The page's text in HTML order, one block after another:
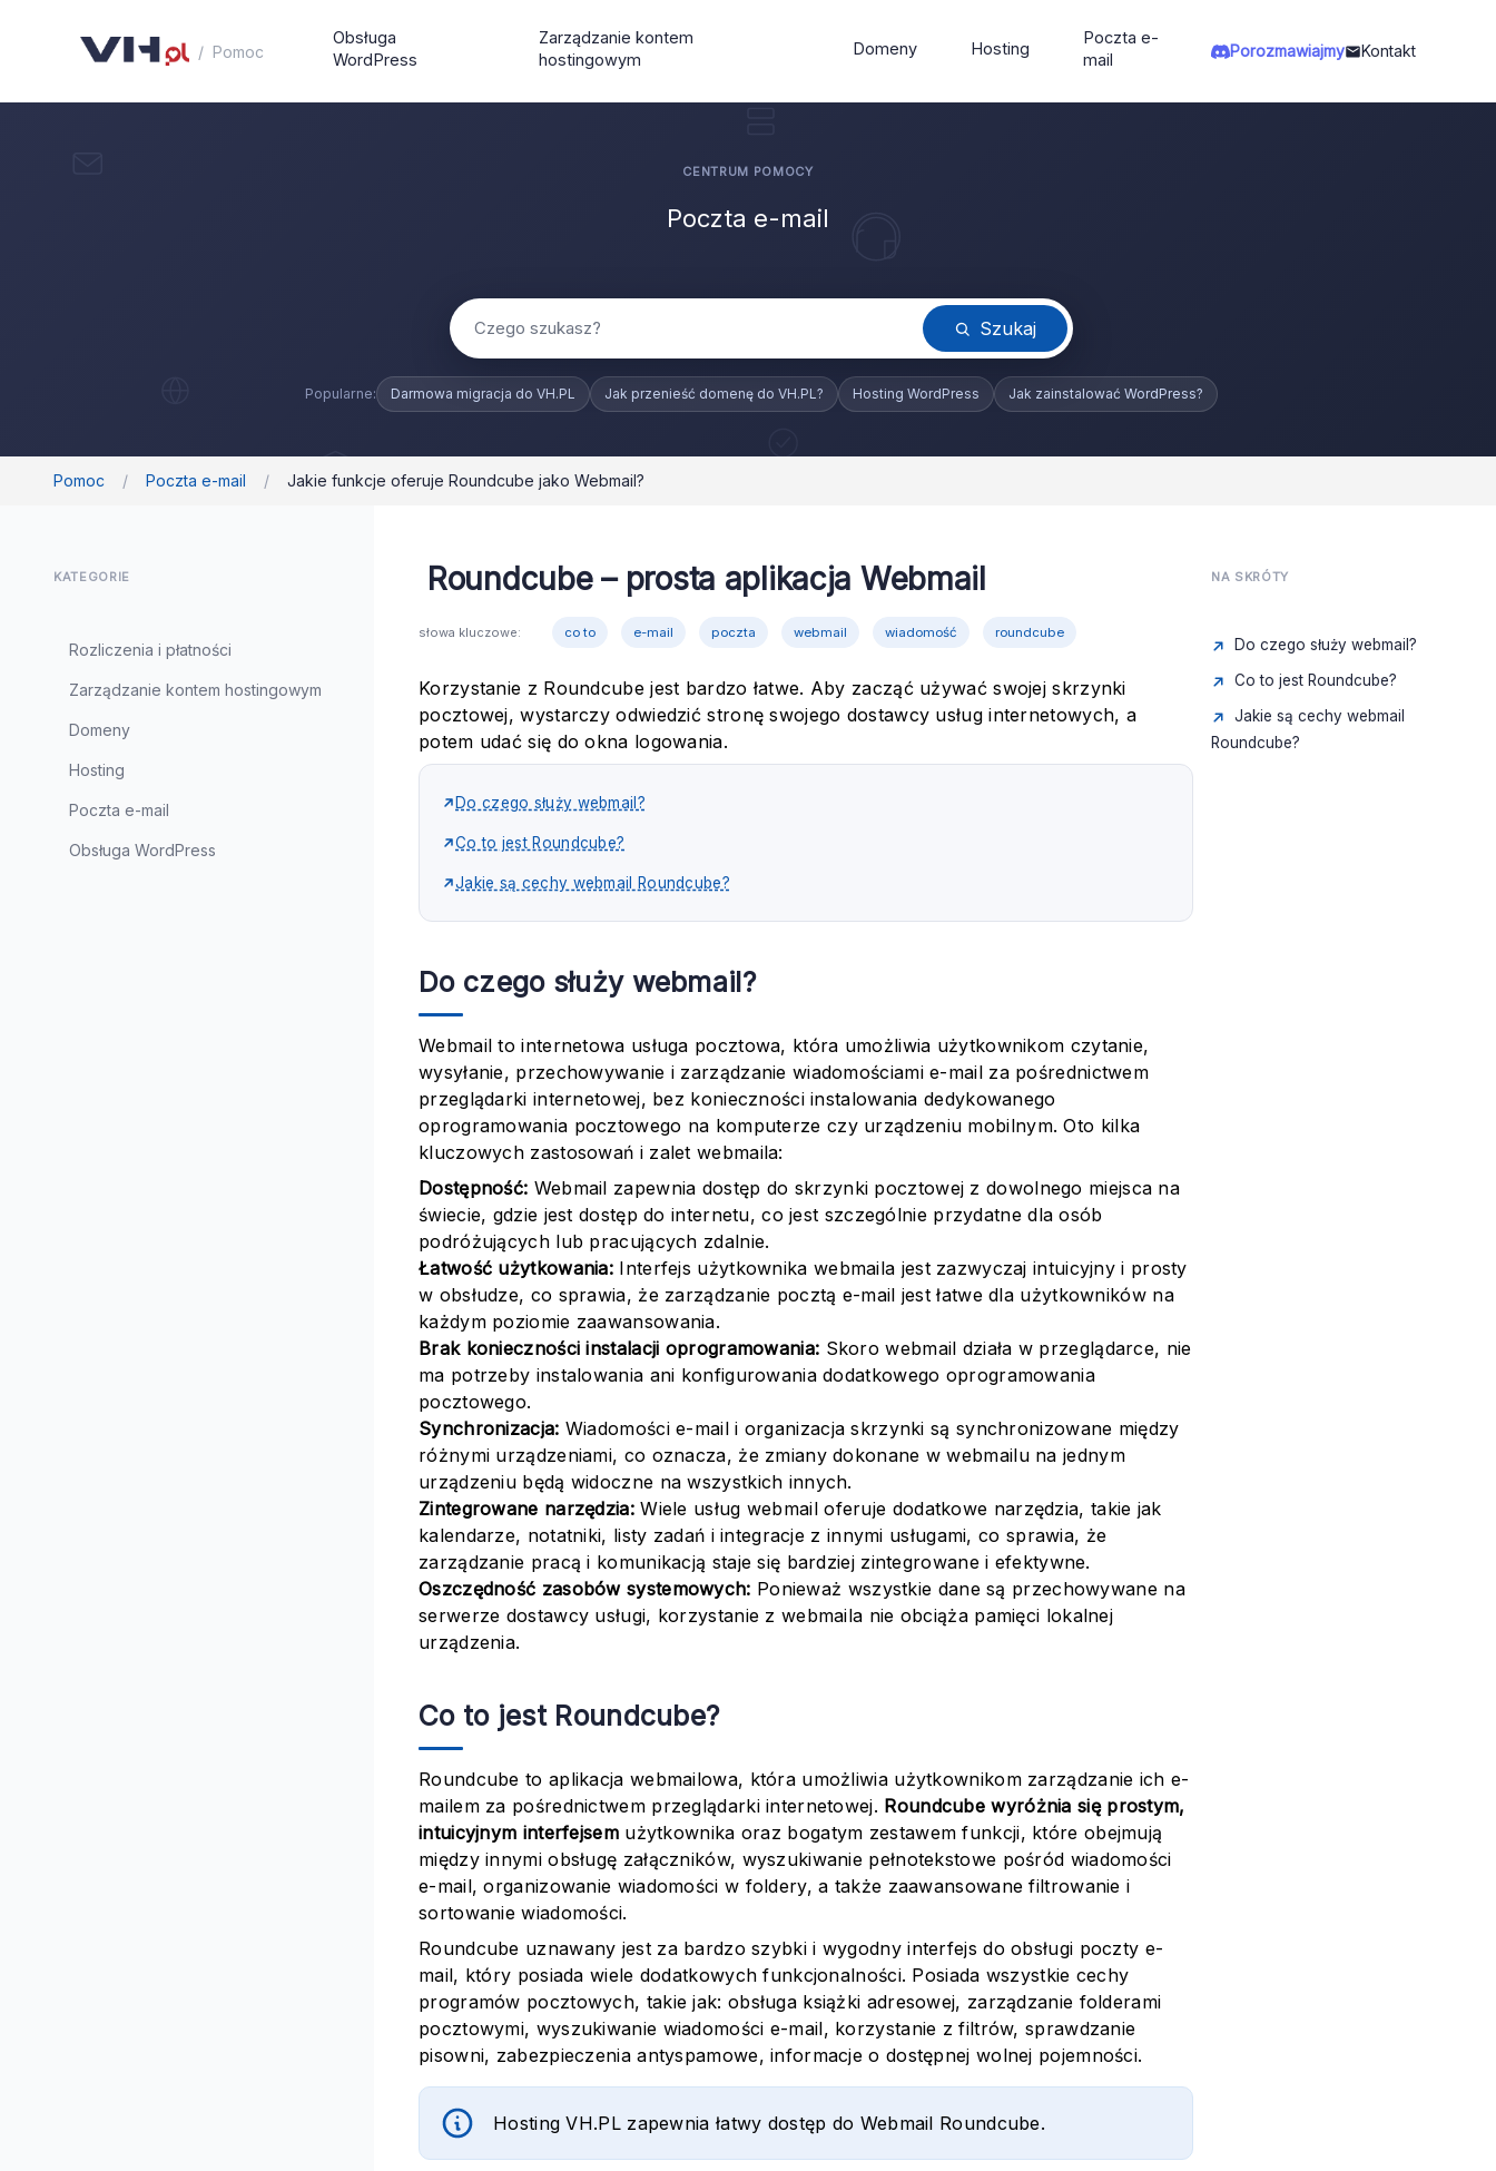
/ Pomoc
Obsługa
WordPress
Zarządzanie kontem
hostingowym
Domeny Hosting
Poczta e-
mail
Porozmawiajmy Kontakt
Poczta e-mail
Szukaj
Darmowa migracja do VH.PL Jak przenieść domenę do VH.PL? Hosting WordPress Jak zainstalować WordPress?
Pomoc / Poczta e-mail / Jakie funkcje oferuje Roundcube jako Webmail?
KATEGORIE
Rozliczenia i płatności
Zarządzanie kontem hostingowym
Domeny
Hosting
Poczta e-mail
Obsługa WordPress
Roundcube – prosta aplikacja Webmail
słowa kluczowe: co to e-mail poczta webmail wiadomość roundcube
Korzystanie z Roundcube jest bardzo łatwe. Aby zacząć używać swojej skrzynki
pocztowej, wystarczy odwiedzić stronę swojego dostawcy usług internetowych, a
potem udać się do okna logowania.
Do czego służy webmail?
Co to jest Roundcube?
Jakie są cechy webmail Roundcube?
Do czego służy webmail?
Webmail to internetowa usługa pocztowa, która umożliwia użytkownikom czytanie,
wysyłanie, przechowywanie i zarządzanie wiadomościami e-mail za pośrednictwem
przeglądarki internetowej, bez konieczności instalowania dedykowanego
oprogramowania pocztowego na komputerze czy urządzeniu mobilnym. Oto kilka
kluczowych zastosowań i zalet webmaila:
Dostępność: Webmail zapewnia dostęp do skrzynki pocztowej z dowolnego miejsca na
świecie, gdzie jest dostęp do internetu, co jest szczególnie przydatne dla osób
podróżujących lub pracujących zdalnie.
Łatwość użytkowania: Interfejs użytkownika webmaila jest zazwyczaj intuicyjny i prosty
w obsłudze, co sprawia, że zarządzanie pocztą e-mail jest łatwe dla użytkowników na
każdym poziomie zaawansowania.
Brak konieczności instalacji oprogramowania: Skoro webmail działa w przeglądarce, nie
ma potrzeby instalowania ani konfigurowania dodatkowego oprogramowania
pocztowego.
Synchronizacja: Wiadomości e-mail i organizacja skrzynki są synchronizowane między
różnymi urządzeniami, co oznacza, że zmiany dokonane w webmailu na jednym
urządzeniu będą widoczne na wszystkich innych.
Zintegrowane narzędzia:Wiele usług webmail oferuje dodatkowe narzędzia, takie jak
kalendarze, notatniki, listy zadań i integracje z innymi usługami, co sprawia, że
zarządzanie pracą i komunikacją staje się bardziej zintegrowane i efektywne.
Oszczędność zasobów systemowych: Ponieważ wszystkie dane są przechowywane na
serwerze dostawcy usługi, korzystanie z webmaila nie obciąża pamięci lokalnej
urządzenia.
Co to jest Roundcube?
Roundcube to aplikacja webmailowa, która umożliwia użytkownikom zarządzanie ich e-
mailem za pośrednictwem przeglądarki internetowej. Roundcube wyróżnia się prostym,
intuicyjnym interfejsemużytkownika oraz bogatym zestawem funkcji, które obejmują
między innymi obsługę załączników, wyszukiwanie pełnotekstowe pośród wiadomości
e-mail, organizowanie wiadomości w foldery, a także zaawansowane filtrowanie i
sortowanie wiadomości.
Roundcube uznawany jest za bardzo szybki i wygodny interfejs do obsługi poczty e-
mail, który posiada wiele dodatkowych funkcjonalności. Posiada wszystkie cechy
programów pocztowych, takie jak: obsługa książki adresowej, zarządzanie folderami
pocztowymi, wyszukiwanie wiadomości e-mail, korzystanie z filtrów, sprawdzanie
pisowni, zabezpieczenia antyspamowe, informacje o dostępnej wolnej pojemności.
Hosting VH.PL zapewnia łatwy dostęp do Webmail Roundcube.
NA SKRÓTY
Do czego służy webmail?
Co to jest Roundcube?
Jakie są cechy webmail
Roundcube?